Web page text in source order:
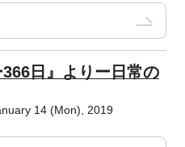
日』よりー日常の
14 (Mon), 2019